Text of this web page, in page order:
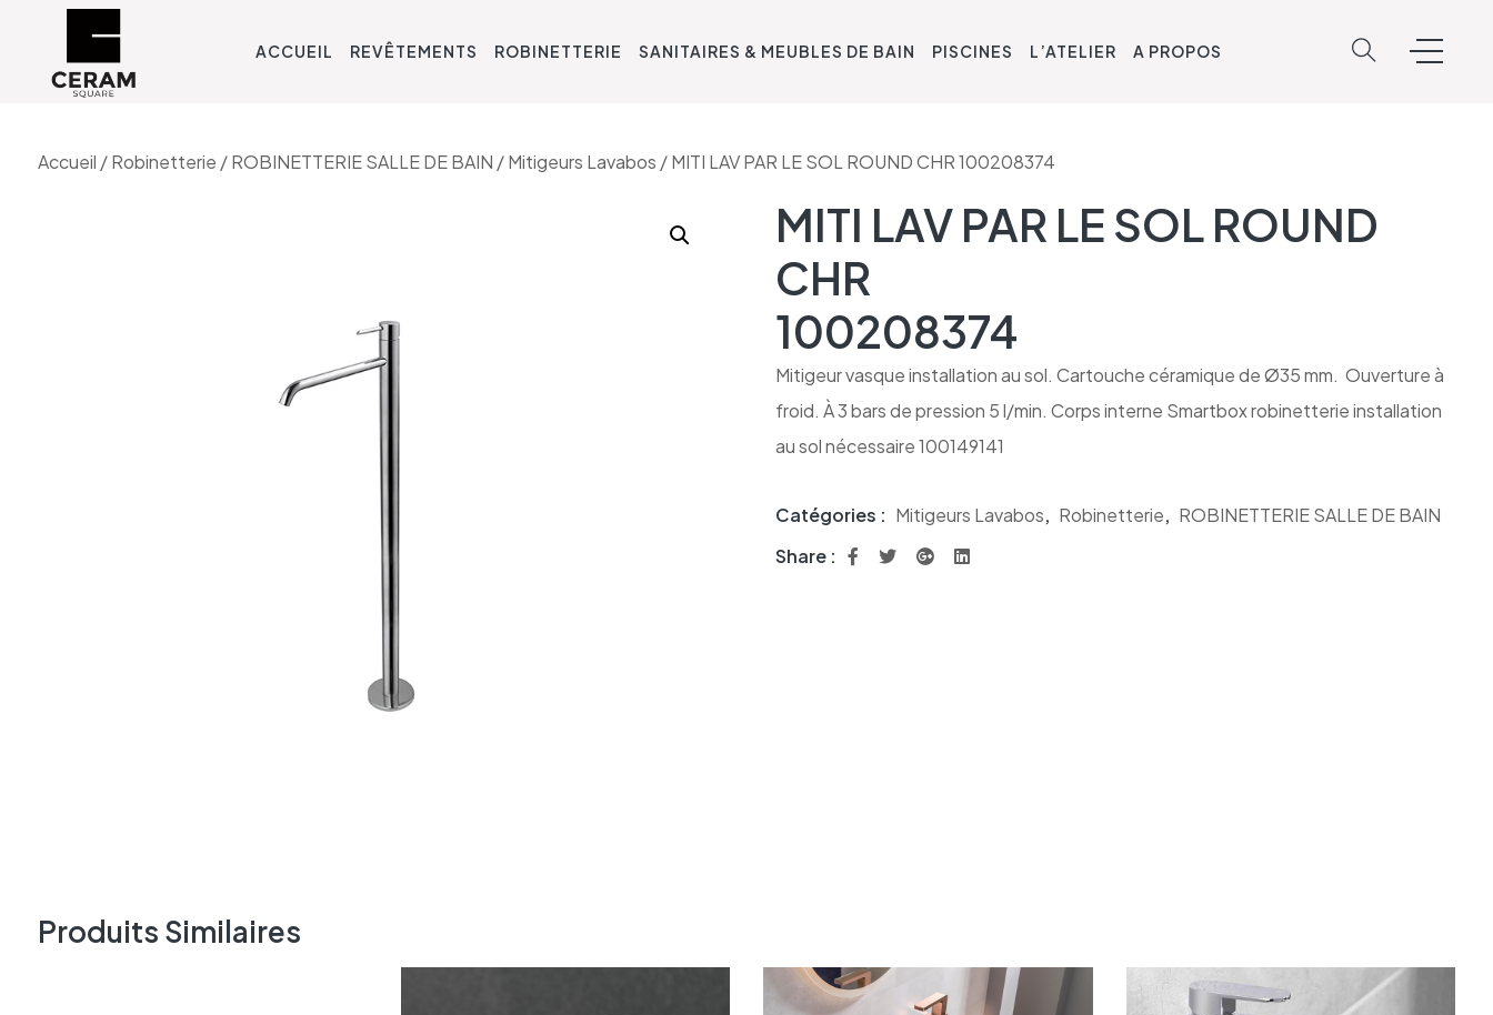
ACCUEIL REVÊTEMENTS ROBINETTERIE SANITAIRES & MEUBLES DE BAIN PISCINES L’ATELIER A PROPOS
Accueil /Robinetterie /ROBINETTERIE SALLE DE BAIN /Mitigeurs Lavabos / MITI LAV PAR LE SOL ROUND CHR 100208374
MITI LAV PAR LE SOL ROUND
CHR
100208374
Mitigeur vasque installation au sol. Cartouche céramique de Ø35 mm. Ouverture à
froid. À 3 bars de pression 5 l/min. Corps interne Smartbox robinetterie installation
au sol nécessaire 100149141
Catégories : Mitigeurs Lavabos, Robinetterie, ROBINETTERIE SALLE DE BAIN
Share :
Produits Similaires